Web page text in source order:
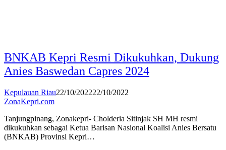
BNKAB Kepri Resmi Dikukuhkan, Dukung
Anies Baswedan Capres 2024
Kepulauan Riau22/10/202222/10/2022
ZonaKepri.com
Tanjungpinang, Zonakepri- Cholderia Sitinjak SH MH resmi
dikukuhkan sebagai Ketua Barisan Nasional Koalisi Anies Bersatu
(BNKAB) Provinsi Kepri…